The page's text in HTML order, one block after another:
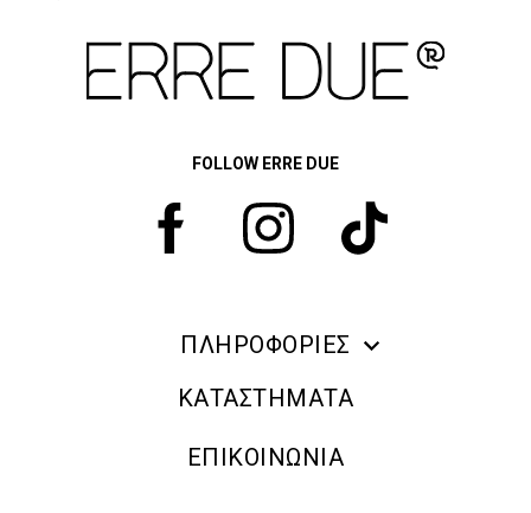
FOLLOW ERRE DUE
ΠΛΗΡΟΦΟΡΙΕΣ
ERRE DUE MAKE UP
ΚΑΤΑΣΤΗΜΑΤΑ
ΕΠΙΚΟΙΝΩΝΙΑ